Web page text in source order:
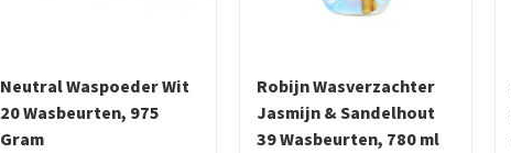
Neutral Waspoeder Wit
20 Wasbeurten, 975
Gram
Robijn Wasverzachter
Jasmijn & Sandelhout
39 Wasbeurten, 780 ml